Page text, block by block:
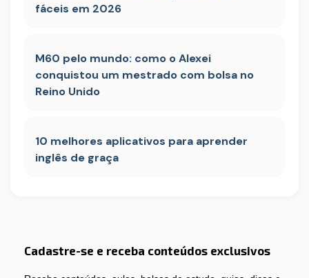
fáceis em 2026
M60 pelo mundo: como o Alexei
conquistou um mestrado com bolsa no
Reino Unido
10 melhores aplicativos para aprender
inglês de graça
Cadastre-se e receba conteúdos exclusivos